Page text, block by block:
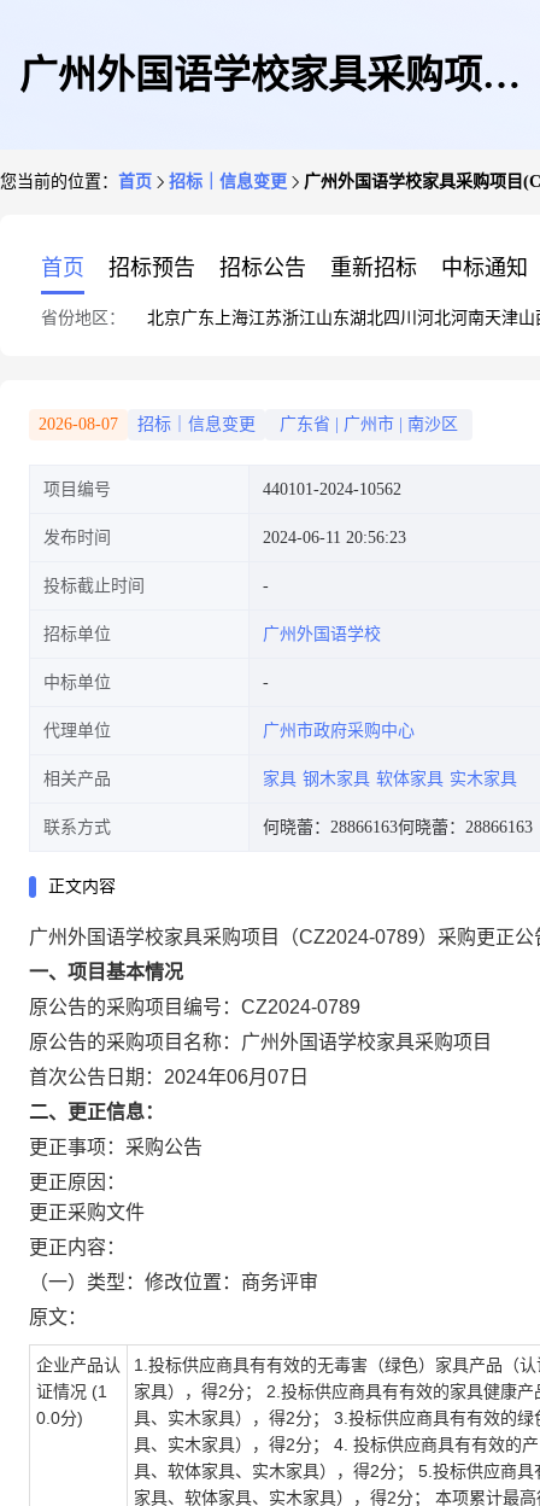
广州外国语学校家具采购项目
您当前的位置： 首页 招标｜信息变更 广州外国语学校家具采购项目
首页 招标预告 招标公告 重新招标 中标通知
省份地区： 北京广东 上海江苏浙江山东湖北四川 河北河南天津山
2026-08-07 招标｜信息变更 广东省 广州市 南沙区
项目编号 440101-2024-10562
发布时间 2024-06-11 20:56:23
投标截止时间
招标单位 广州外国语学校
中标单位
代理单位 广州市政府采购中心
相关产品 家具 钢木家具 软体家具 实木家具
联系方式 何晓蕾：28866163何晓蕾：28866163
正文内容
广州外国语学校家具采购项目（CZ2024-0789）采购更正公
一、项目基本情况
原公告的采购项目编号：CZ2024-0789
原公告的采购项目名称：广州外国语学校家具采购项目
首次公告日期：2024年06月07日
二、更正信息：
更正事项：采购公告
更正原因：
更正采购文件
更正内容：
（一）类型：修改位置： 商务评审
原文：
企业产品认
证情况 (1
0.0分)
1. 投标供应商具有有效的无毒害（绿色）家具产品（
家具），得2分； 2. 投标供应商具有有效的家具健康
具、实木家具），得2分； 3. 投标供应商具有有效的
具、实木家具），得2分； 4. 投标供应商具有有效的
具、软体家具、实木家具），得2分； 5. 投标供应商具
家具、软体家具、实木家具），得2分； 本项累计最高